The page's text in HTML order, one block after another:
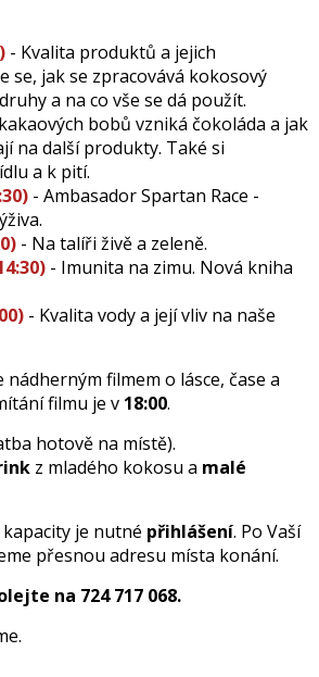
- Kvalita produktů a jejich
se, jak se zpracovává kokosový
a na co vše se dá použít.
bobů vzniká čokoláda a jak
na další produkty. Také si
a k pití.
- Ambasador Spartan Race -
- Na talíři živě a zeleně.
- Imunita na zimu. Nová kniha
- Kvalita vody a její vliv na naše
nádherným filmem o lásce, čase a
filmu je v 18:00.
hotově na místě).
z mladého kokosu a malé
je nutné přihlášení. Po Vaší
přesnou adresu místa konání.
na 724 717 068.